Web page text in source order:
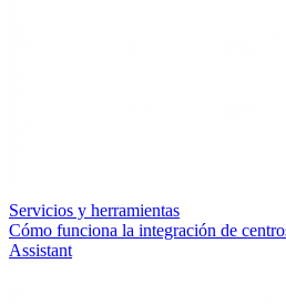
Servicios y herramientas
Cómo funciona la integración de
Assistant